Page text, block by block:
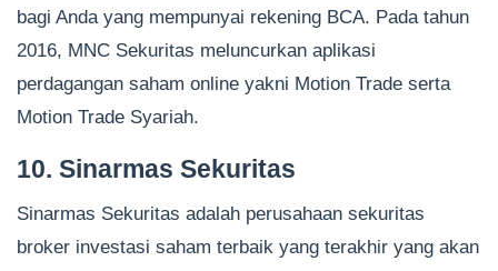
bagi Anda yang mempunyai rekening BCA. Pada tahun
2016, MNC Sekuritas meluncurkan aplikasi
perdagangan saham online yakni Motion Trade serta
Motion Trade Syariah.
10. Sinarmas Sekuritas
Sinarmas Sekuritas adalah perusahaan sekuritas
broker investasi saham terbaik yang terakhir yang akan